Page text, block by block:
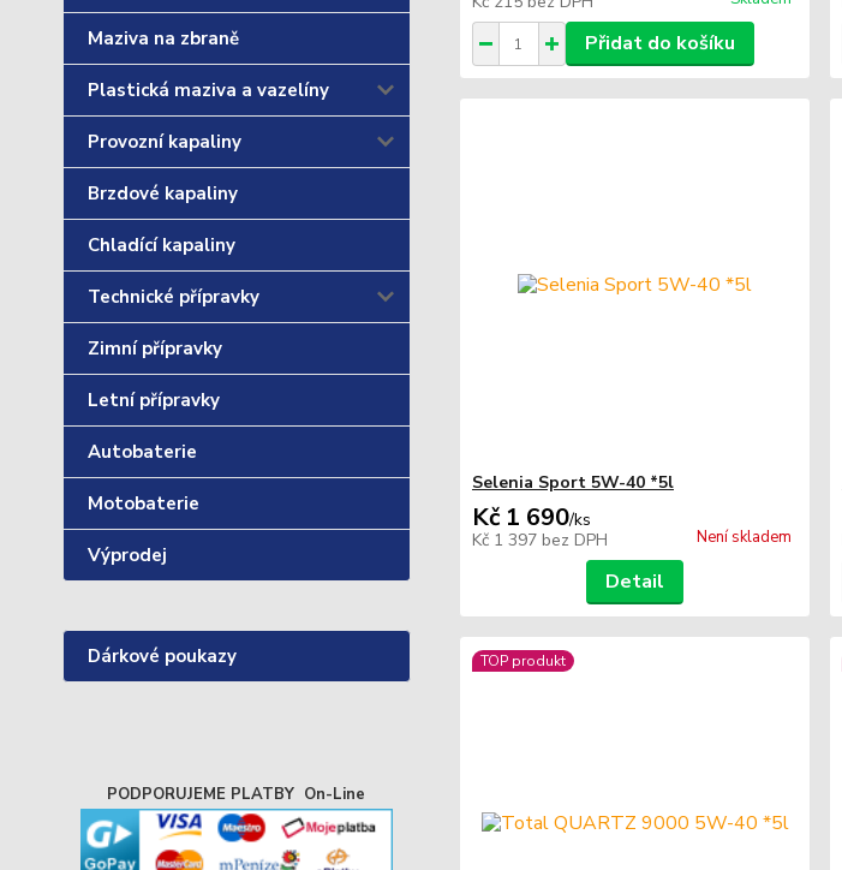
Maziva na zbraně
Plastická maziva a vazelíny
Provozní kapaliny
Brzdové kapaliny
Chladící kapaliny
Technické přípravky
Zimní přípravky
Letní přípravky
Autobaterie
Motobaterie
Výprodej
Dárkové poukazy
PODPORUJEME PLATBY On-Line
Přidat do košíku
Selenia Sport 5W-40 *5l
Kč 1 690/ks
Kč 1 397 bez DPH Není skladem
Detail
TOP produkt